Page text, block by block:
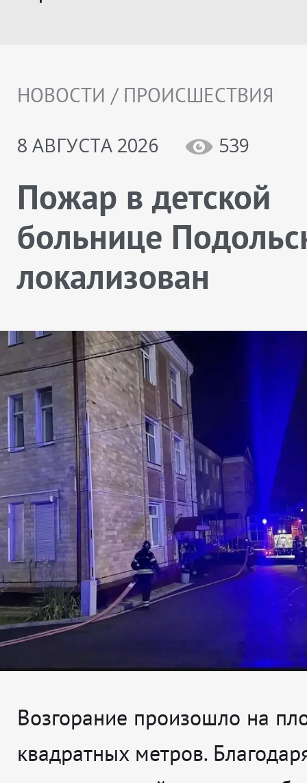
НОВОСТИ / ПРОИСШЕСТВИЯ
8 АВГУСТА 2026
539
Пожар в детской
больнице
локализован
Возгорание произошло на
квадратных метров.